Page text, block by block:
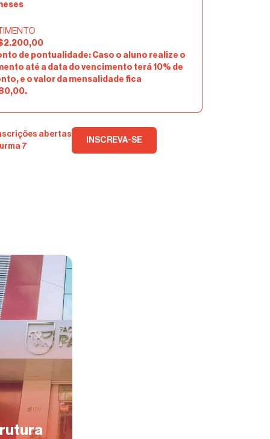
de pontualidade: Caso o aluno realize o
até a data do vencimento terá 10% de
e o valor da mensalidade fica
abertas
7
INSCREVA-SE